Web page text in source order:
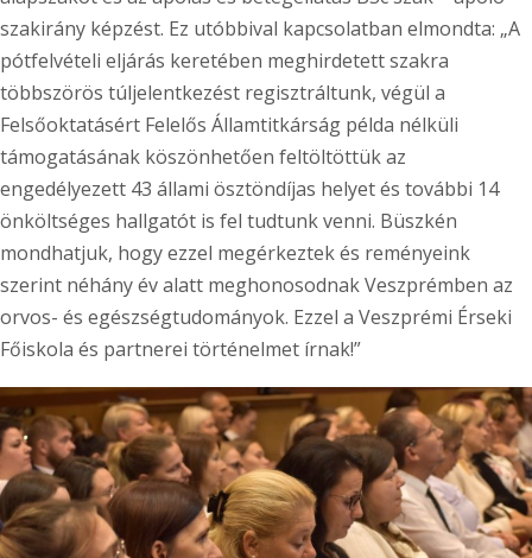
szakirány képzést. Ez utóbbival kapcsolatban elmondta: „A
pótfelvételi eljárás keretében meghirdetett szakra
többszörös túljelentkezést regisztráltunk, végül a
Felsőoktatásért Felelős Államtitkárság példa nélküli
támogatásának köszönhetően feltöltöttük az
engedélyezett 43 állami ösztöndíjas helyet és további 14
önköltséges hallgatót is fel tudtunk venni. Büszkén
mondhatjuk, hogy ezzel megérkeztek és reményeink
szerint néhány év alatt meghonosodnak Veszprémben az
orvos- és egészségtudományok. Ezzel a Veszprémi Érseki
Főiskola és partnerei történelmet írnak!”